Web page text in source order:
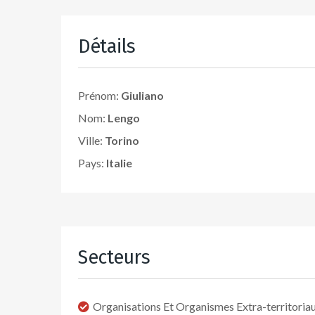
Détails
Prénom: Giuliano
Nom: Lengo
Ville: Torino
Pays: Italie
Secteurs
Organisations Et Organismes Extra-